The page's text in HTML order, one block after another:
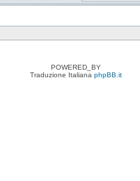
POWERED_BY
Traduzione Italiana phpBB.it